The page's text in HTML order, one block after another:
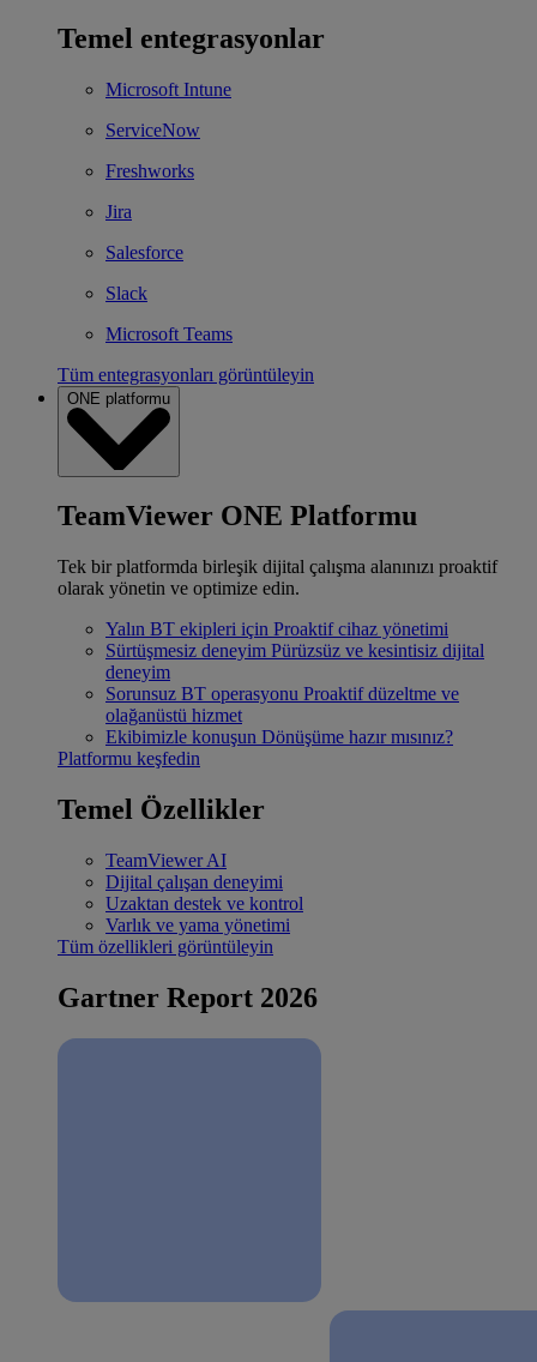
Temel entegrasyonlar
Microsoft Intune
ServiceNow
Freshworks
Jira
Salesforce
Slack
Microsoft Teams
Tüm entegrasyonları görüntüleyin
ONE platformu
TeamViewer ONE Platformu
Tek bir platformda birleşik dijital çalışma alanınızı proaktif
olarak yönetin ve optimize edin.
Yalın BT ekipleri için Proaktif cihaz yönetimi
Sürtüşmesiz deneyim Pürüzsüz ve kesintisiz dijital
deneyim
Sorunsuz BT operasyonu Proaktif düzeltme ve
olağanüstü hizmet
Ekibimizle konuşun Dönüşüme hazır mısınız?
Platformu keşfedin
Temel Özellikler
TeamViewer AI
Dijital çalışan deneyimi
Uzaktan destek ve kontrol
Varlık ve yama yönetimi
Tüm özellikleri görüntüleyin
Gartner Report 2026